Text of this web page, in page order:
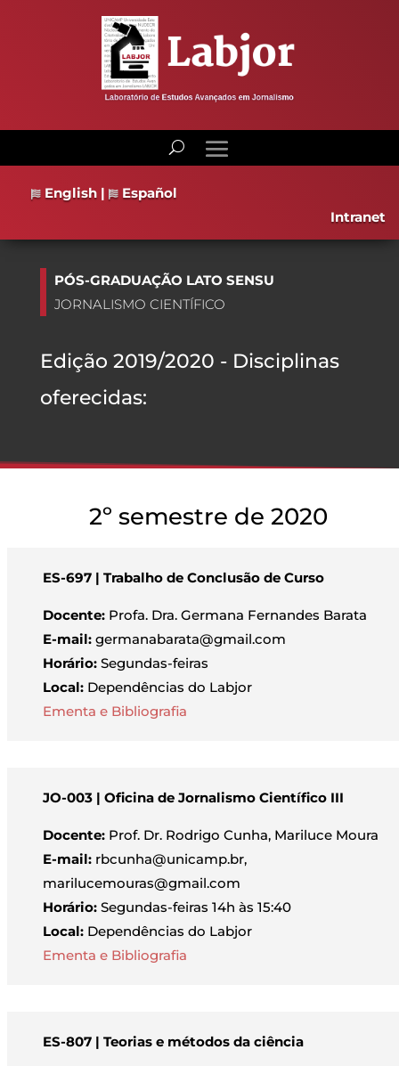
English |
Español
Intranet
PÓS-GRADUAÇÃO LATO SENSU
JORNALISMO CIENTÍFICO
Edição 2019/2020 - Disciplinas
oferecidas:
2º semestre de 2020
ES-697 | Trabalho de Conclusão de Curso
Docente: Profa. Dra. Germana Fernandes Barata
E-mail: germanabarata@gmail.com
Horário: Segundas-feiras
Local: Dependências do Labjor
Ementa e Bibliografia
JO-003 | Oficina de Jornalismo Científico III
Docente: Prof. Dr. Rodrigo Cunha, Mariluce Moura
E-mail: rbcunha@unicamp.br,
marilucemouras@gmail.com
Horário: Segundas-feiras 14h às 15:40
Local: Dependências do Labjor
Ementa e Bibliografia
ES-807 | Teorias e métodos da ciência